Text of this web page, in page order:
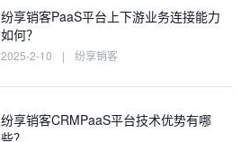
纷享销客PaaS平台上下游业务连接能力
如何？
2025-2-10 | 纷享销客
纷享销客CRMPaaS平台技术优势有哪
些？